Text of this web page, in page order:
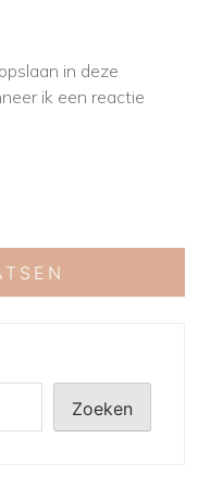
in deze
ik een reactie
Zoeken